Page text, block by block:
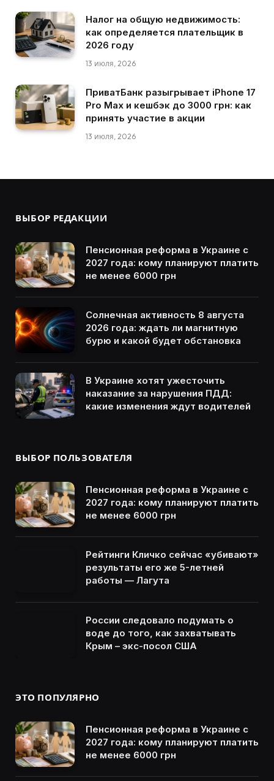
Налог на общую недвижимость:
как определяется плательщик в
2026 году
13 июля, 2026
ПриватБанк разыгрывает iPhone 17
Pro Max и кешбэк до 3000 грн: как
принять участие в акции
13 июля, 2026
ВЫБОР РЕДАКЦИИ
Пенсионная реформа в Украине с
2027 года: кому планируют платить
не менее 6000 грн
Солнечная активность 8 августа
2026 года: ждать ли магнитную
бурю и какой будет обстановка
В Украине хотят ужесточить
наказание за нарушения ПДД:
какие изменения ждут водителей
ВЫБОР ПОЛЬЗОВАТЕЛЯ
Пенсионная реформа в Украине с
2027 года: кому планируют платить
не менее 6000 грн
Рейтинги Кличко сейчас «убивают»
результаты его же 5-летней
работы — Лагута
России следовало подумать о
воде до того, как захватывать
Крым – экс-посол США
ЭТО ПОПУЛЯРНО
Пенсионная реформа в Украине с
2027 года: кому планируют платить
не менее 6000 грн